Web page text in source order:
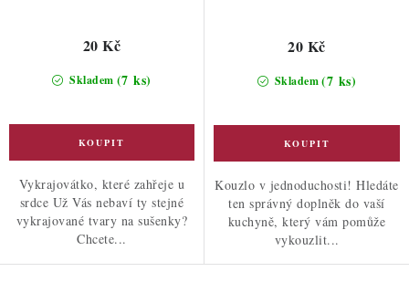
Skladem (7 ks)
20 Kč
Vykrajovátko, které zahřeje u
srdce Už Vás nebaví ty stejné
vykrajované tvary na sušenky?
Chcete...
Skladem(7 ks)
20 Kč
Kouzlo v jednoduchosti! Hledáte
ten správný doplněk do vaší
kuchyně, který vám pomůže
vykouzlit...